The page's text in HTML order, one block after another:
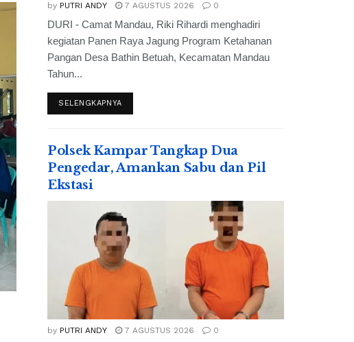
by PUTRI ANDY 7 AGUSTUS 2026 0
DURI - Camat Mandau, Riki Rihardi menghadiri
kegiatan Panen Raya Jagung Program Ketahanan
Pangan Desa Bathin Betuah, Kecamatan Mandau
Tahun...
SELENGKAPNYA
Polsek Kampar Tangkap Dua
Pengedar, Amankan Sabu dan Pil
Ekstasi
by PUTRI ANDY 7 AGUSTUS 2026 0